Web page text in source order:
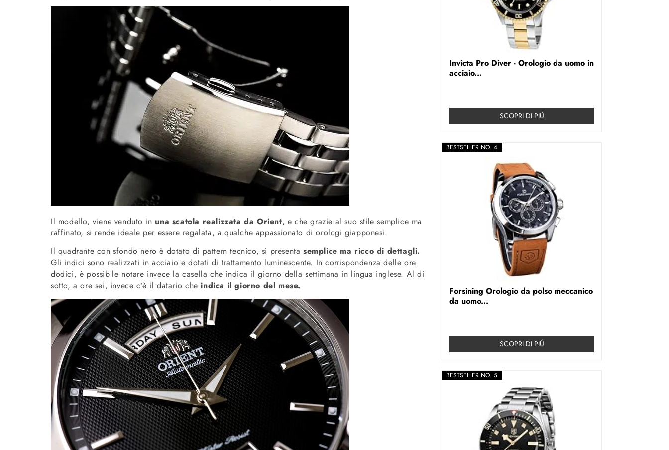
Il modello, viene venduto in una scatola realizzata da Orient, e che grazie al suo stile semplice ma
raffinato, si rende ideale per essere regalata, a qualche appassionato di orologi giapponesi.
Il quadrante con sfondo nero è dotato di pattern tecnico, si presenta semplice ma ricco di dettagli.
Gli indici sono realizzati in acciaio e dotati di trattamento luminescente. In corrispondenza delle ore
dodici, è possibile notare invece la casella che indica il giorno della settimana in lingua inglese. Al di
sotto, a ore sei, invece c’è il datario che indica il giorno del mese.
Invicta Pro Diver - Orologio da uomo in
acciaio...
SCOPRI DI PIÚ
BESTSELLER NO. 4
Forsining Orologio da polso meccanico
da uomo...
SCOPRI DI PIÚ
BESTSELLER NO. 5